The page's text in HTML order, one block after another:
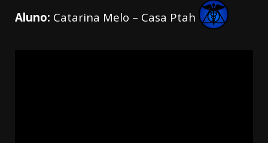
Aluno: Catarina Melo – Casa Ptah